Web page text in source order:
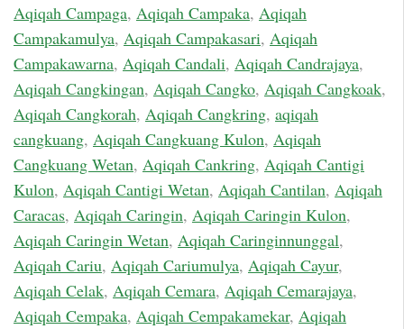
Aqiqah Campaga, Aqiqah Campaka, Aqiqah
Campakamulya, Aqiqah Campakasari, Aqiqah
Campakawarna, Aqiqah Candali, Aqiqah Candrajaya,
Aqiqah Cangkingan, Aqiqah Cangko, Aqiqah Cangkoak,
Aqiqah Cangkorah, Aqiqah Cangkring, aqiqah
cangkuang, Aqiqah Cangkuang Kulon, Aqiqah
Cangkuang Wetan, Aqiqah Cankring, Aqiqah Cantigi
Kulon, Aqiqah Cantigi Wetan, Aqiqah Cantilan, Aqiqah
Caracas, Aqiqah Caringin, Aqiqah Caringin Kulon,
Aqiqah Caringin Wetan, Aqiqah Caringinnunggal,
Aqiqah Cariu, Aqiqah Cariumulya, Aqiqah Cayur,
Aqiqah Celak, Aqiqah Cemara, Aqiqah Cemarajaya,
Aqiqah Cempaka, Aqiqah Cempakamekar, Aqiqah